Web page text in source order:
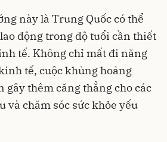
này là Trung Quốc có thể
động trong độ tuổi cần thiết
tế. Không chỉ mất đi năng
tế, cuộc khủng hoảng
gây thêm căng thẳng cho các
và chăm sóc sức khỏe yếu